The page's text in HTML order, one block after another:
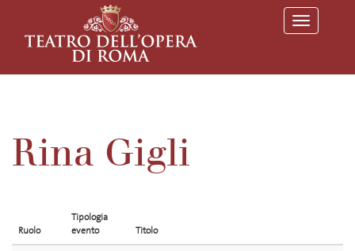
T
o
l
Rina Gigli
Ruolo
Tipologia
evento
Titolo